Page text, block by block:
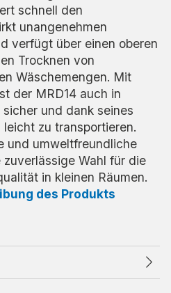
schnell den
unangenehmen
verfügt über einen oberen
Trocknen von
Wäschemengen. Mit
der MRD14 auch in
und dank seines
zu transportieren.
und umweltfreundliche
Wahl für die
in kleinen Räumen.
des Produkts